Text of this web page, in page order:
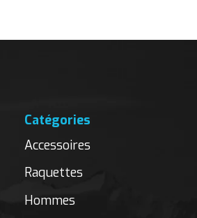
Catégories
Accessoires
Raquettes
Hommes